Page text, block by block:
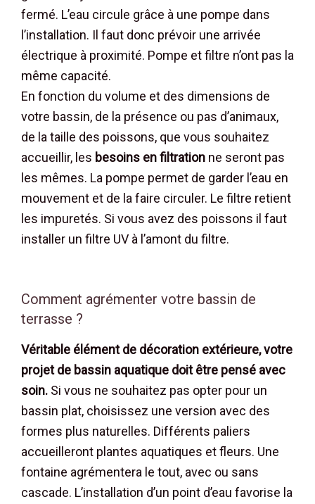
fermé. L’eau circule grâce à une pompe dans
l’installation. Il faut donc prévoir une arrivée
électrique à proximité. Pompe et filtre n’ont pas la
même capacité.
En fonction du volume et des dimensions de
votre bassin, de la présence ou pas d’animaux,
de la taille des poissons, que vous souhaitez
accueillir, les besoins en filtration ne seront pas
les mêmes. La pompe permet de garder l’eau en
mouvement et de la faire circuler. Le filtre retient
les impuretés. Si vous avez des poissons il faut
installer un filtre UV à l’amont du filtre.
Comment agrémenter votre bassin de
terrasse ?
Véritable élément de décoration extérieure, votre
projet de bassin aquatique doit être pensé avec
soin. Si vous ne souhaitez pas opter pour un
bassin plat, choisissez une version avec des
formes plus naturelles. Différents paliers
accueilleront plantes aquatiques et fleurs. Une
fontaine agrémentera le tout, avec ou sans
cascade. L’installation d’un point d’eau favorise la